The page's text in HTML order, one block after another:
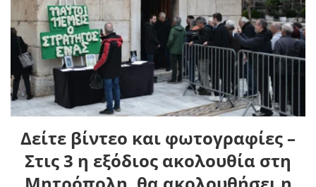
Δείτε βίντεο και φωτογραφίες –
Στις 3 η εξόδιος ακολουθία στη